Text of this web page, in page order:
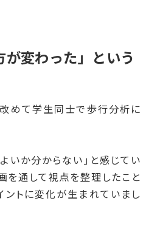
変わった」という
めて学生同士で歩行分析に
いか分からない」と感じてい
を通して視点を整理したこと
ントに変化が生まれていまし